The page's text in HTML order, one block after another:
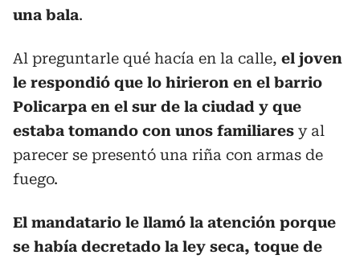
una bala.
Al preguntarle qué hacía en la calle, el joven
le respondió que lo hirieron en el barrio
Policarpa en el sur de la ciudad y que
estaba tomando con unos familiares y al
parecer se presentó una riña con armas de
fuego.
El mandatario le llamó la atención porque
se había decretado la ley seca, toque de